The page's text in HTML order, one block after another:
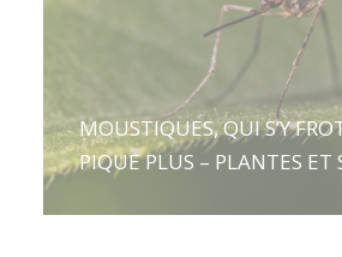
MOUSTIQUES, QUI S’Y
PIQUE PLUS – PLANTES ET